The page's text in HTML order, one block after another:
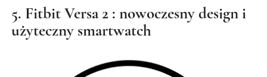
5. Fitbit Versa 2 : nowoczesny design i
użyteczny smartwatch